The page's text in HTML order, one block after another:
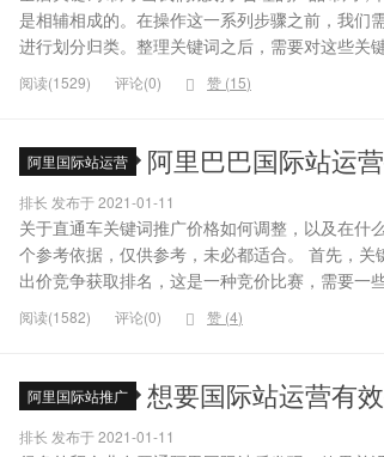
是相辅相成的。在操作这一系列步骤之前，我们
进行划分归类。整理关键词之后，需要对这些关
阅读(1529) 评论(0) 赞 (15)
阿里国际站运营 阿里巴巴国际站运
排长 发布于 2021-01-11
关于直通车关键词推广价格如何调整，以及在什
个参考依据，仅供参考，未必都适合。 首先，
出价竞争获取排名，这是一种竞价比赛，需要一
阅读(1582) 评论(0) 赞 (4)
阿里国际站推广 想要国际站运营有
排长 发布于 2021-01-11